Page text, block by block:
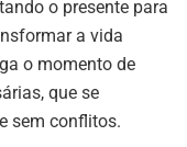
o presente para
a vida
o momento de
que se
sem conflitos.